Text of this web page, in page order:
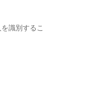
識別するこ